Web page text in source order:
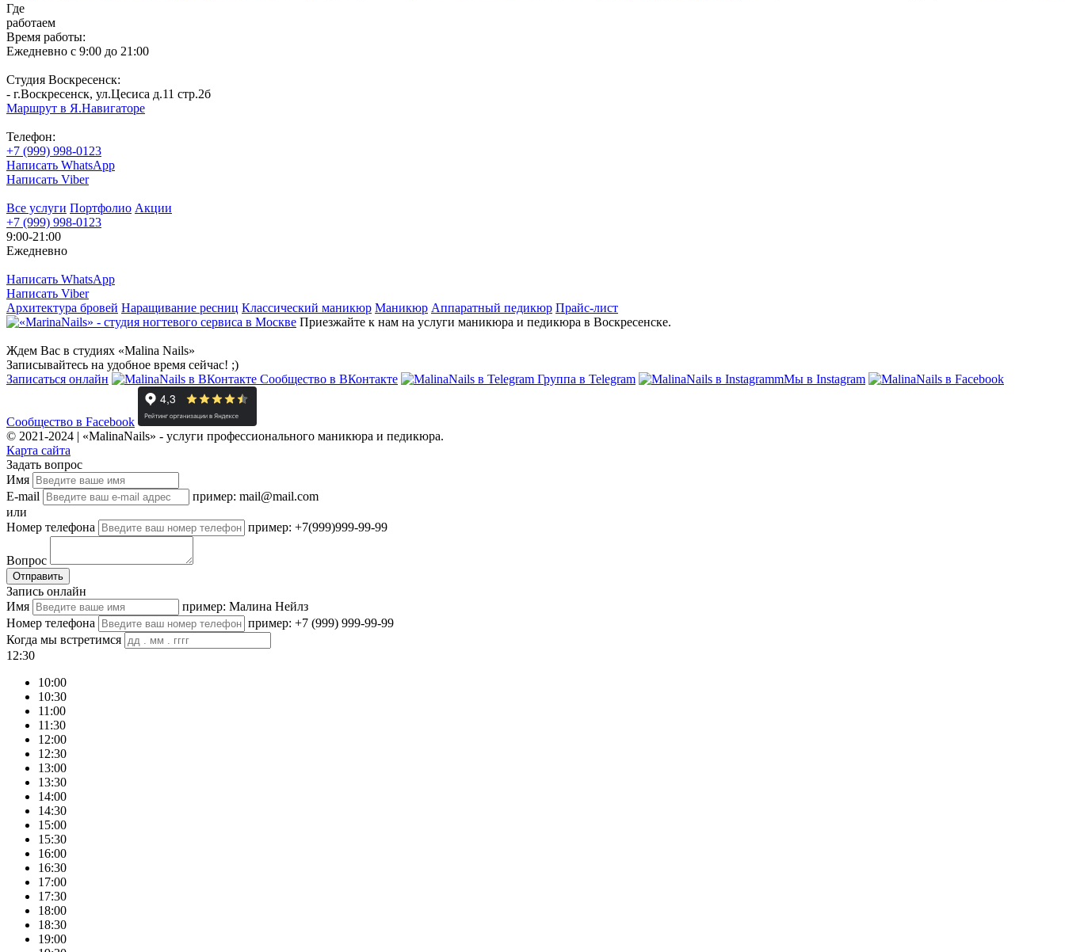
Где
работаем
Время работы:
Ежедневно с 9:00 до 21:00
Cтудия Воскресенск:
- г.Воскресенск, ул.Цесиса д.11 стр.2б
Маршрут в Я.Навигаторе
Телефон:
+7 (999) 998-0123
Написать WhatsApp
Написать Viber
Все услуги Портфолио Акции
+7 (999) 998-0123
9:00-21:00
Ежедневно
Написать WhatsApp
Написать Viber
Архитектура бровей Наращивание ресниц Классический маникюр Маникюр Аппаратный педикюр Прайс-лист
Приезжайте к нам на услуги маникюра и педикюра в Воскресенске.
Ждем Вас в студиях «Malina Nails»
Записывайтесь на удобное время сейчас! ;)
Записаться онлайн
Сообщество в ВКонтакте Группа в Telegram Мы в Instagram
Сообщество в Facebook
© 2021-2024 | «MalinaNails» - услуги профессионального маникюра и педикюра.
Карта сайта
Задать вопрос
Имя
E-mail
пример: mail@mail.com
или
Номер телефона
пример: +7(999)999-99-99
Вопрос
Отправить
Запись онлайн
Имя
пример: Малина Нейлз
Номер телефона
пример: +7 (999) 999-99-99
Когда мы встретимся
12:30
10:00
10:30
11:00
11:30
12:00
12:30
13:00
13:30
14:00
14:30
15:00
15:30
16:00
16:30
17:00
17:30
18:00
18:30
19:00